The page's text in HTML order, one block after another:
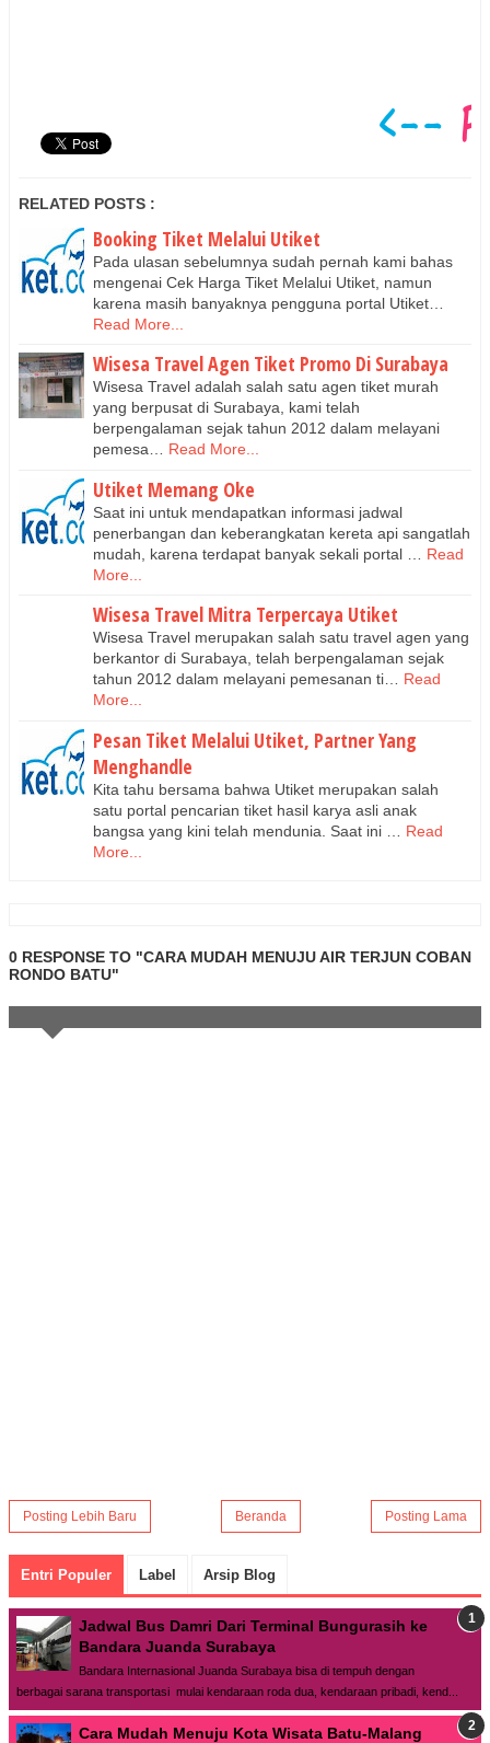
RELATED POSTS :
Booking Tiket Melalui Utiket
Pada ulasan sebelumnya sudah pernah kami bahas
mengenai Cek Harga Tiket Melalui Utiket, namun
karena masih banyaknya pengguna portal Utiket…
Read More...
Wisesa Travel Agen Tiket Promo Di Surabaya
Wisesa Travel adalah salah satu agen tiket murah
yang berpusat di Surabaya, kami telah
berpengalaman sejak tahun 2012 dalam melayani
pemesa…
Read More...
Utiket Memang Oke
Saat ini untuk mendapatkan informasi jadwal
penerbangan dan keberangkatan kereta api sangatlah
mudah, karena terdapat banyak sekali portal …
Read
More...
Wisesa Travel Mitra Terpercaya Utiket
Wisesa Travel merupakan salah satu travel agen yang
berkantor di Surabaya, telah berpengalaman sejak
tahun 2012 dalam melayani pemesanan ti…
Read
More...
Pesan Tiket Melalui Utiket, Partner Yang
Menghandle
Kita tahu bersama bahwa Utiket merupakan salah
satu portal pencarian tiket hasil karya asli anak
bangsa yang kini telah mendunia. Saat ini …
Read
More...
0 RESPONSE TO "CARA MUDAH MENUJU AIR TERJUN COBAN
RONDO BATU"
Posting Lebih Baru Posting Lama
Beranda
Entri Populer Label Arsip Blog
Jadwal Bus Damri Dari Terminal Bungurasih ke
Bandara Juanda Surabaya
Bandara Internasional Juanda Surabaya bisa di tempuh dengan
berbagai sarana transportasi mulai kendaraan roda dua, kendaraan pribadi, kend...
Cara Mudah Menuju Kota Wisata Batu-Malang